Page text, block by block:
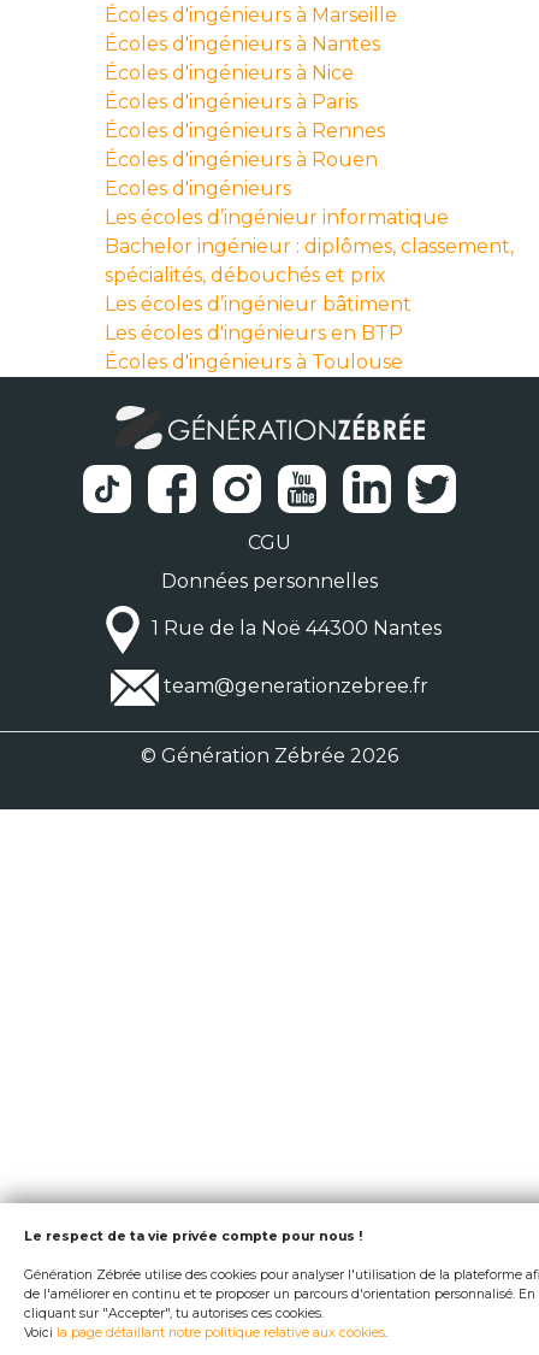
Écoles d'ingénieurs à Marseille
Écoles d'ingénieurs à Nantes
Écoles d'ingénieurs à Nice
Écoles d'ingénieurs à Paris
Écoles d'ingénieurs à Rennes
Écoles d'ingénieurs à Rouen
Ecoles d'ingénieurs
Les écoles d’ingénieur informatique
Bachelor ingénieur : diplômes, classement,
spécialités, débouchés et prix
Les écoles d’ingénieur bâtiment
Les écoles d'ingénieurs en BTP
Écoles d'ingénieurs à Toulouse
CGU
Données personnelles
1 Rue de la Noë 44300 Nantes
team@generationzebree.fr
© Génération Zébrée 2026
Le respect de ta vie privée compte pour nous !
Génération Zébrée utilise des cookies pour analyser l'utilisation de la plateforme
de l'améliorer en continu et te proposer un parcours d'orientation personnalisé. En
cliquant sur "Accepter", tu autorises ces cookies.
Voici la page détaillant notre politique relative aux cookies.